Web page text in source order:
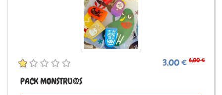
3,00 € 6,00 €
PACK MONSTRU@S